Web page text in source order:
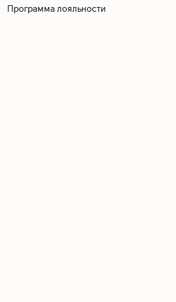
Программа лояльности